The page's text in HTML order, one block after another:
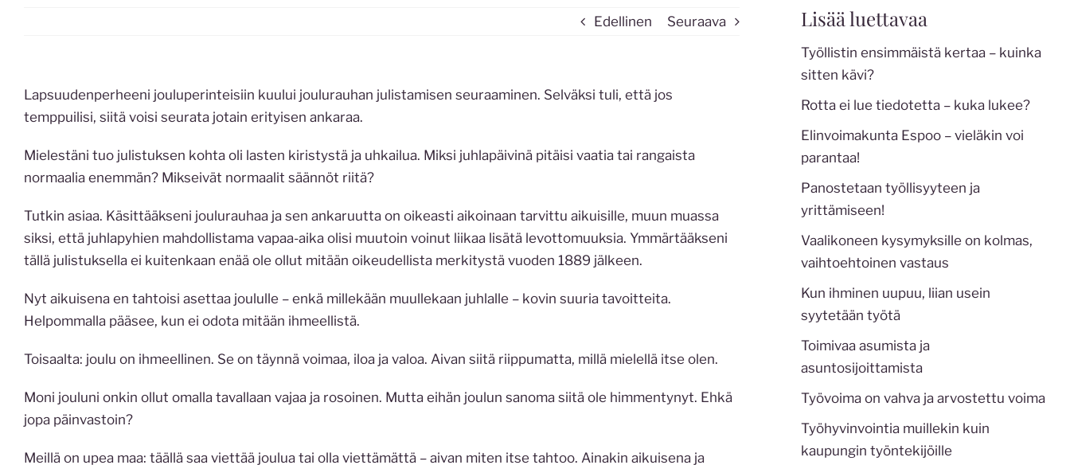
Edellinen Seuraava
Lapsuudenperheeni jouluperinteisiin kuului joulurauhan julistamisen seuraaminen. Selväksi tuli, että jos
temppuilisi, siitä voisi seurata jotain erityisen ankaraa.
Mielestäni tuo julistuksen kohta oli lasten kiristystä ja uhkailua. Miksi juhlapäivinä pitäisi vaatia tai rangaista
normaalia enemmän? Mikseivät normaalit säännöt riitä?
Tutkin asiaa. Käsittääkseni joulurauhaa ja sen ankaruutta on oikeasti aikoinaan tarvittu aikuisille, muun muassa
siksi, että juhlapyhien mahdollistama vapaa-aika olisi muutoin voinut liikaa lisätä levottomuuksia. Ymmärtääkseni
tällä julistuksella ei kuitenkaan enää ole ollut mitään oikeudellista merkitystä vuoden 1889 jälkeen.
Nyt aikuisena en tahtoisi asettaa joululle – enkä millekään muullekaan juhlalle – kovin suuria tavoitteita.
Helpommalla pääsee, kun ei odota mitään ihmeellistä.
Toisaalta: joulu on ihmeellinen. Se on täynnä voimaa, iloa ja valoa. Aivan siitä riippumatta, millä mielellä itse olen.
Moni jouluni onkin ollut omalla tavallaan vajaa ja rosoinen. Mutta eihän joulun sanoma siitä ole himmentynyt. Ehkä
jopa päinvastoin?
Meillä on upea maa: täällä saa viettää joulua tai olla viettämättä – aivan miten itse tahtoo. Ainakin aikuisena ja
Lisää luettavaa
Työllistin ensimmäistä kertaa – kuinka
sitten kävi?
Rotta ei lue tiedotetta – kuka lukee?
Elinvoimakunta Espoo – vieläkin voi
parantaa!
Panostetaan työllisyyteen ja
yrittämiseen!
Vaalikoneen kysymyksille on kolmas,
vaihtoehtoinen vastaus
Kun ihminen uupuu, liian usein
syytetään työtä
Toimivaa asumista ja
asuntosijoittamista
Työvoima on vahva ja arvostettu voima
Työhyvinvointia muillekin kuin
kaupungin työntekijöille